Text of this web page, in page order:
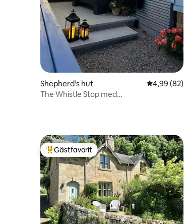
Shepherd’s hut 4,99 av 5 i
4,99 (82)
The Whistle Stop med
Populär gästfavorit
Gästfavorit